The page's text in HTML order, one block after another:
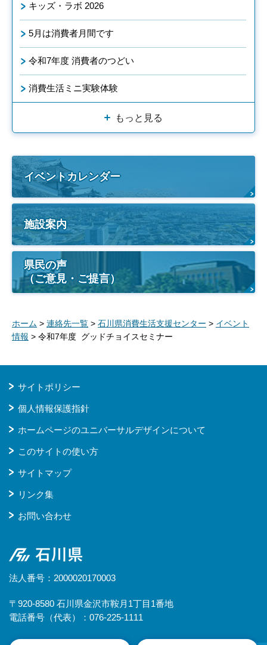
キッズ・ラボ 2026
5月は消費者月間です
令和7年度 消費者のつどい
消費生活ミニ実験体験
もっと見る
イベントカレンダー
施設案内
県民の声
（ご意見・ご提言）
ホーム > 連絡先一覧 > 石川県消費生活支援センター > イベント
情報 > 令和7年度 グッドチョイスセミナー
サイトポリシー
個人情報保護指針
ホームページのユニバーサルデザインについて
このサイトの使い方
サイトマップ
リンク集
お問い合わせ
石川県
法人番号：2000020170003
〒920-8580 石川県金沢市鞍月1丁目1番地
電話番号（代表）：076-225-1111